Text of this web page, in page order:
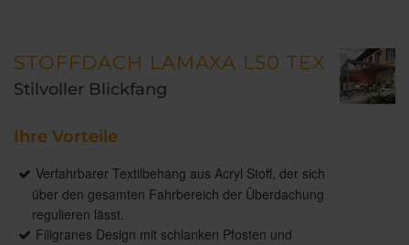
STOFFDACH LAMAXA L50 TEX
Stilvoller Blickfang
Ihre Vorteile
Verfahrbarer Textilbehang aus Acryl Stoff, der sich
über den gesamten Fahrbereich der Überdachung
regulieren lässt.
Filigranes Design mit schlanken Pfosten und